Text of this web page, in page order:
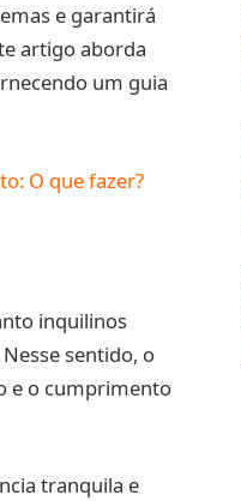
e garantirá
artigo aborda
um guia
O que fazer?
inquilinos
sentido, o
e o cumprimento
tranquila e